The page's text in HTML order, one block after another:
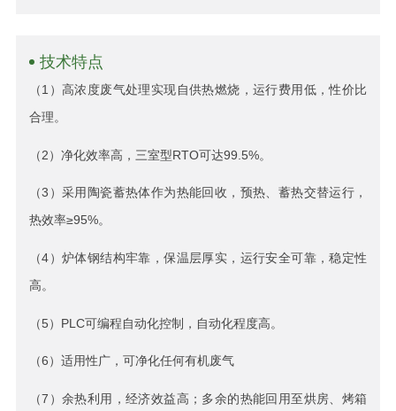
技术特点
（1）高浓度废气处理实现自供热燃烧，运行费用低，性价比
合理。
（2）净化效率高，三室型RTO可达99.5%。
（3）采用陶瓷蓄热体作为热能回收，预热、蓄热交替运行，
热效率≥95%。
（4）炉体钢结构牢靠，保温层厚实，运行安全可靠，稳定性
高。
（5）PLC可编程自动化控制，自动化程度高。
（6）适用性广，可净化任何有机废气
（7）余热利用，经济效益高；多余的热能回用至烘房、烤箱